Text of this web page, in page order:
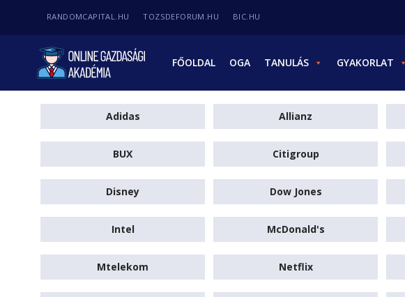
RANDOMCAPITAL.HU TOZSDEFORUM.HU BIC.HU
FŐOLDAL OGA TANULÁS GYAKORLAT
Adidas Allianz
BUX Citigroup
Disney Dow Jones
Intel McDonald's
Mtelekom Netflix